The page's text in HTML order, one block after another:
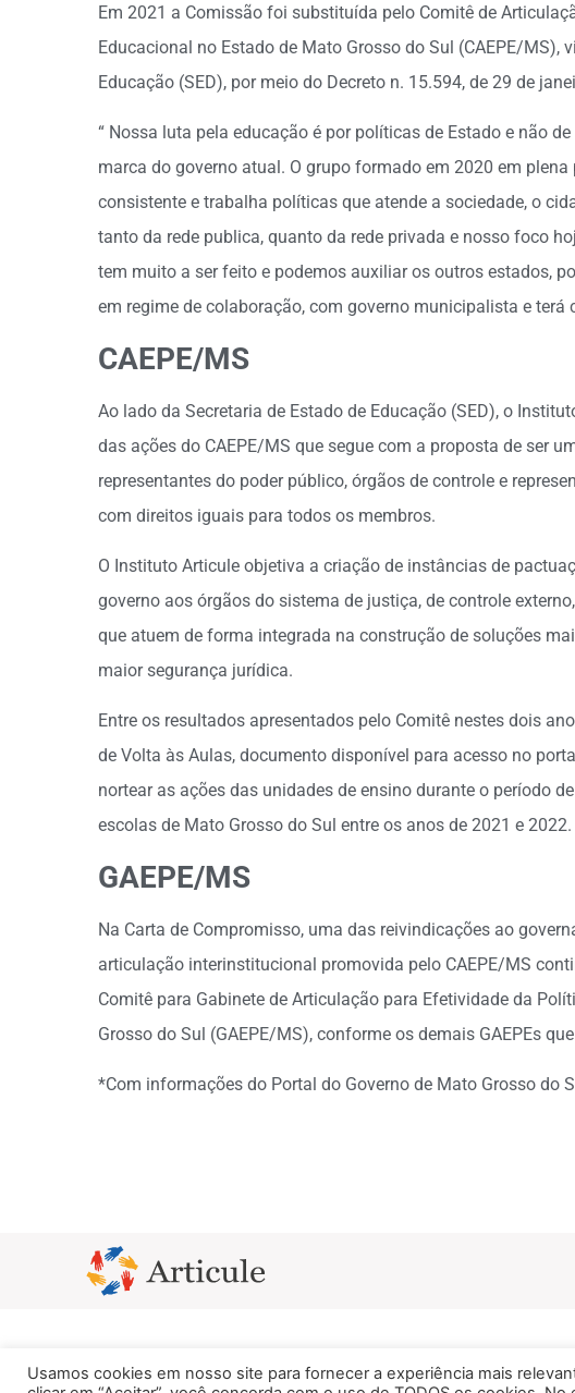
Em 2021 a Comissão foi substituída pelo Comitê de
Educacional no Estado de Mato Grosso do Sul (CAEPE/MS),
Educação (SED), por meio do Decreto n. 15.594, de 29 de
“ Nossa luta pela educação é por políticas de Estado e não
marca do governo atual. O grupo formado em 2020 em
consistente e trabalha políticas que atende a sociedade, o
tanto da rede publica, quanto da rede privada e nosso foco
tem muito a ser feito e podemos auxiliar os outros estados,
em regime de colaboração, com governo municipalista e terá
CAEPE/MS
Ao lado da Secretaria de Estado de Educação (SED), o
das ações do CAEPE/MS que segue com a proposta de ser
representantes do poder público, órgãos de controle e
com direitos iguais para todos os membros.
O Instituto Articule objetiva a criação de instâncias de
governo aos órgãos do sistema de justiça, de controle
que atuem de forma integrada na construção de soluções
maior segurança jurídica.
Entre os resultados apresentados pelo Comitê nestes dois
de Volta às Aulas, documento disponível para acesso no
nortear as ações das unidades de ensino durante o período
escolas de Mato Grosso do Sul entre os anos de 2021 e 2022.
GAEPE/MS
Na Carta de Compromisso, uma das reivindicações ao
articulação interinstitucional promovida pelo CAEPE/MS
Comitê para Gabinete de Articulação para Efetividade da
Grosso do Sul (GAEPE/MS), conforme os demais GAEPEs
*Com informações do Portal do Governo de Mato Grosso do
Usamos cookies em nosso site para fornecer a experiência mais